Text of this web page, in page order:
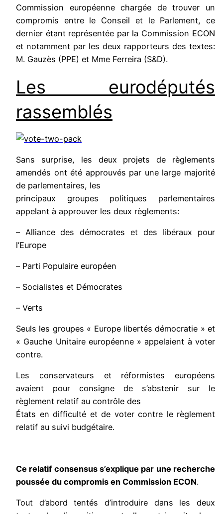
Commission européenne chargée de trouver un
compromis entre le Conseil et le Parlement, ce
dernier étant représentée par la Commission ECON
et notamment par les deux rapporteurs des textes:
M. Gauzès (PPE) et Mme Ferreira (S&D).
Les eurodéputés
rassemblés
Sans surprise, les deux projets de règlements
amendés ont été approuvés par une large majorité
de parlementaires, les
principaux groupes politiques parlementaires
appelant à approuver les deux règlements:
– Alliance des démocrates et des libéraux pour
l’Europe
– Parti Populaire européen
– Socialistes et Démocrates
– Verts
Seuls les groupes « Europe libertés démocratie » et
« Gauche Unitaire européenne » appelaient à voter
contre.
Les conservateurs et réformistes européens
avaient pour consigne de s’abstenir sur le
règlement relatif au contrôle des
États en difficulté et de voter contre le règlement
relatif au suivi budgétaire.
Ce relatif consensus s’explique par une recherche
poussée du compromis en Commission ECON.
Tout d’abord tentés d’introduire dans les deux